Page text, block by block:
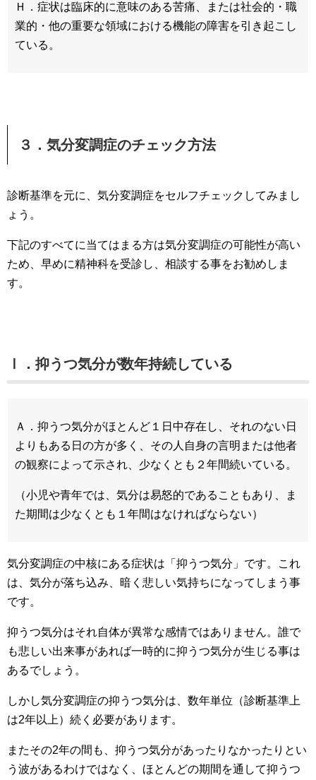
Ｈ．症状は臨床的に意味のある苦痛、または社会的・職
業的・他の重要な領域における機能の障害を引き起こし
ている。
３．気分変調症のチェック方法
診断基準を元に、気分変調症をセルフチェックしてみまし
ょう。
下記のすべてに当てはまる方は気分変調症の可能性が高い
ため、早めに精神科を受診し、相談する事をお勧めしま
す。
Ⅰ．抑うつ気分が数年持続している
Ａ．抑うつ気分がほとんど１日中存在し、それのない日
よりもある日の方が多く、その人自身の言明または他者
の観察によって示され、少なくとも２年間続いている。
（小児や青年では、気分は易怒的であることもあり、ま
た期間は少なくとも１年間はなければならない）
気分変調症の中核にある症状は「抑うつ気分」です。これ
は、気分が落ち込み、暗く悲しい気持ちになってしまう事
です。
抑うつ気分はそれ自体が異常な感情ではありません。誰で
も悲しい出来事があれば一時的に抑うつ気分が生じる事は
あるでしょう。
しかし気分変調症の抑うつ気分は、数年単位（診断基準上
は2年以上）続く必要があります。
またその2年の間も、抑うつ気分があったりなかったりとい
う波があるわけではなく、ほとんどの期間を通して抑うつ